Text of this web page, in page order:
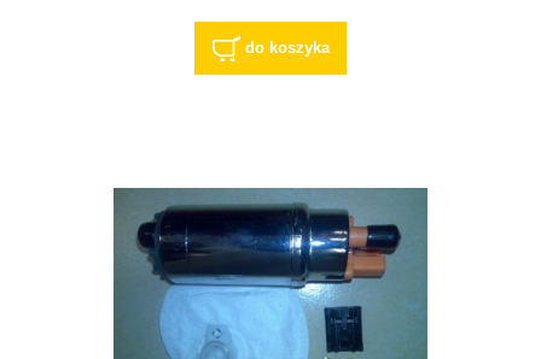
paliwa pompka paliwowa
do koszyka